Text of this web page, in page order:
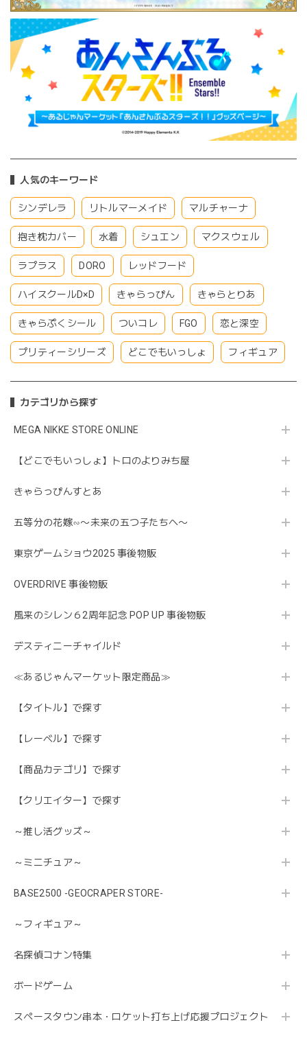
人気のキーワード
シンデレラ リトルマーメイド マルチャーナ
抱き枕カバー 水着 シュエン マクスウェル
ラプラス DORO レッドフード
ハイスクールD×D きゃらっぴん きゃらとりあ
きゃらぷくシール ついコレ FGO 恋と深空
プリティーシリーズ どこでもいっしょ フィギュア
カテゴリから探す
MEGA NIKKE STORE ONLINE
【どこでもいっしょ】トロのよりみち屋
きゃらっぴんすとあ
五等分の花嫁∽〜未来の五つ子たちへ〜
東京ゲームショウ2025 事後物販
OVERDRIVE 事後物販
風来のシレン６2周年記念 POP UP 事後物販
デスティニーチャイルド
≪あるじゃんマーケット限定商品≫
【タイトル】で探す
【レーベル】で探す
【商品カテゴリ】で探す
【クリエイター】で探す
～推し活グッズ～
～ミニチュア～
BASE2500 -GEOCRAPER STORE-
～フィギュア～
名探偵コナン特集
ボードゲーム
スペースタウン串本・ロケット打ち上げ応援プロジェクト